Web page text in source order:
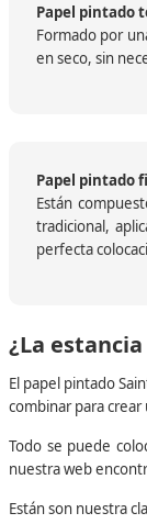
Papel pintado
Formado por
en seco, sin
Papel pintado
Están
tradicional,
perfecta
¿La
El papel pintado
combinar para
Todo se puede
nuestra web
Están son nuestra